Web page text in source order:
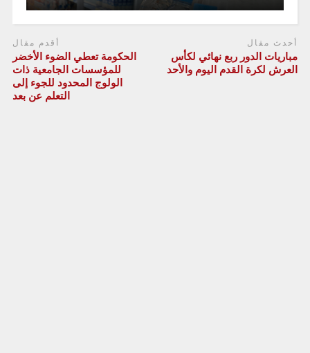
أحدث مقال
مباريات الدور ربع نهائي لكأس
العرش لكرة القدم اليوم والأحد
أقدم مقال
الحكومة تعطي الضوء الأخضر
للمؤسسات الجامعية ذات
الولوج المحدود للجوء إلى
التعلم عن بعد